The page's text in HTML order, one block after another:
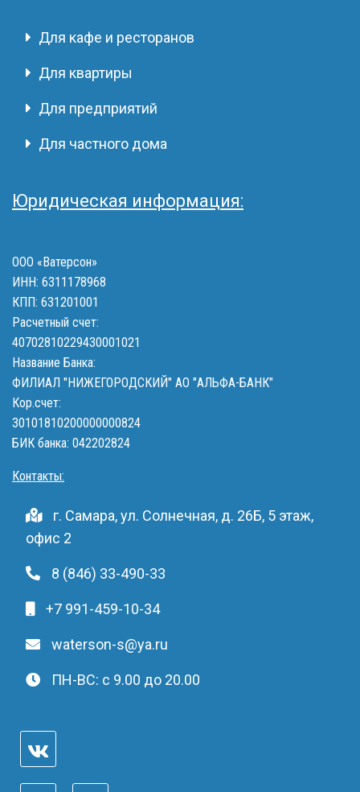
Для кафе и ресторанов
Для квартиры
Для предприятий
Для частного дома
Юридическая информация:
ООО «Ватерсон»
ИНН: 6311178968
КПП: 631201001
Расчетный счет:
40702810229430001021
Название Банка:
ФИЛИАЛ "НИЖЕГОРОДСКИЙ" АО "АЛЬФА-БАНК"
Кор.счет:
30101810200000000824
БИК банка: 042202824
Контакты:
г. Самара, ул. Солнечная, д. 26Б, 5 этаж,
офис 2
8 (846) 33-490-33
+7 991-459-10-34
waterson-s@ya.ru
ПН-ВС: c 9.00 до 20.00